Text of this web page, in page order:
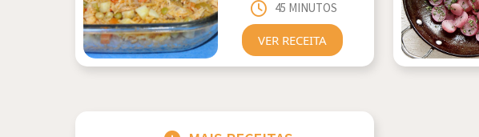
45 MINUTOS
VER RECEITA